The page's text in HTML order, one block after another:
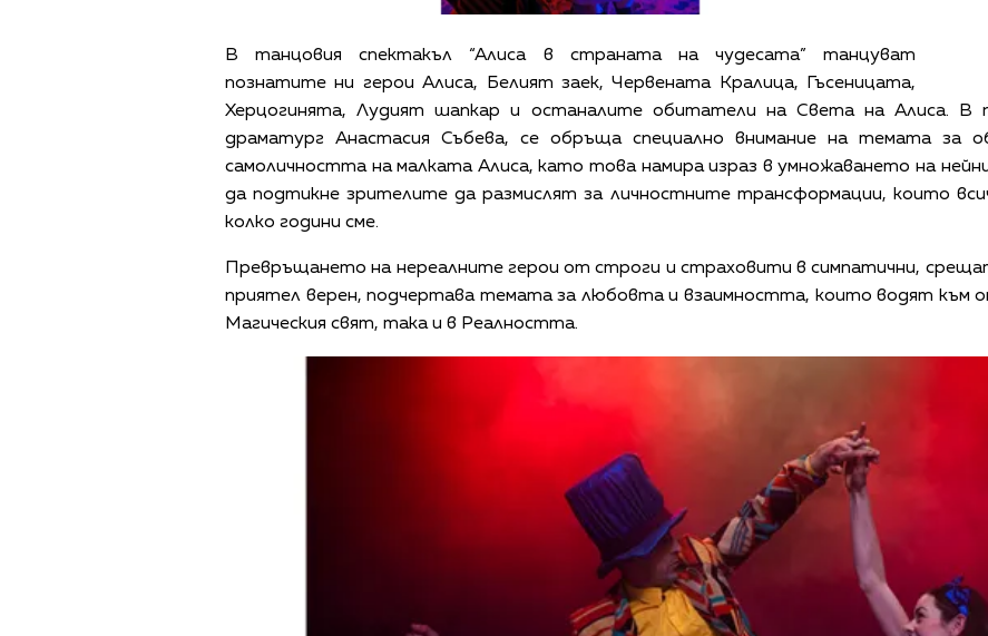
В танцовия спектакъл “Алиса в страната на чудесата” танцуват
познатите ни герои Алиса, Белият заек, Червената Кралица, Гъсеницата,
Херцогинята, Лудият шапкар и останалите обитатели на Света на Алиса. В
драматург Анастасия Събева, се обръща специално внимание на темата за
самоличността на малката Алиса, като това намира израз в умножаването на
да подтикне зрителите да размислят за личностните трансформации, които
колко години сме.
Превръщането на нереалните герои от строги и страховити в симпатични,
приятел верен, подчертава темата за любовта и взаимността, които водят към
Магическия свят, така и в Реалността.